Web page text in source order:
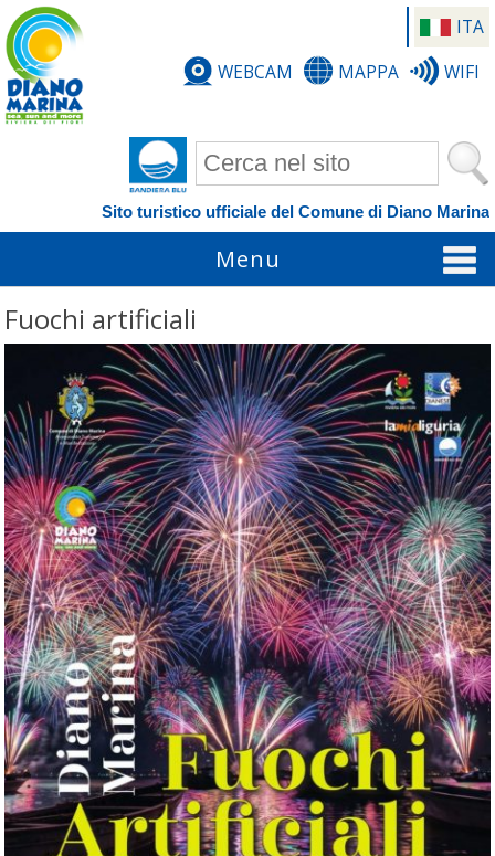
ITA
WEBCAM
MAPPA WIFI
Form di ricerca
Sito turistico ufficiale del Comune di Diano Marina
Menu
Fuochi artificiali